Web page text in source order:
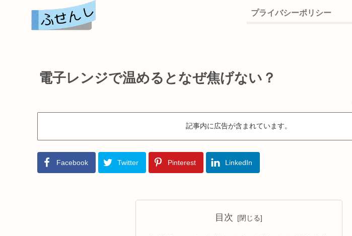
プライバシーポリシー
電子レンジで温めるとなぜ焦げない？
記事内に広告が含まれています。
Facebook Twitter Pinterest LinkedIn
目次